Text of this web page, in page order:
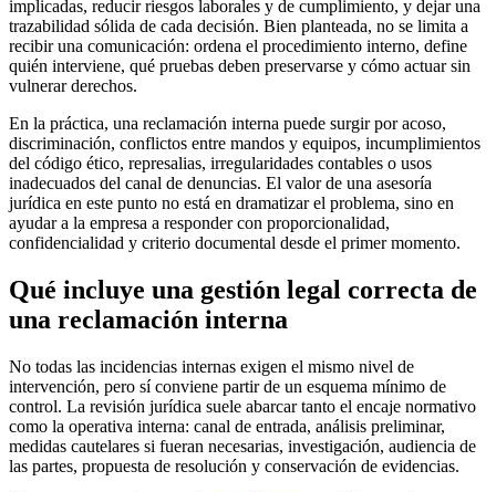
implicadas, reducir riesgos laborales y de cumplimiento, y dejar una
trazabilidad sólida de cada decisión. Bien planteada, no se limita a
recibir una comunicación: ordena el procedimiento interno, define
quién interviene, qué pruebas deben preservarse y cómo actuar sin
vulnerar derechos.
En la práctica, una reclamación interna puede surgir por acoso,
discriminación, conflictos entre mandos y equipos, incumplimientos
del código ético, represalias, irregularidades contables o usos
inadecuados del canal de denuncias. El valor de una asesoría
jurídica en este punto no está en dramatizar el problema, sino en
ayudar a la empresa a responder con proporcionalidad,
confidencialidad y criterio documental desde el primer momento.
Qué incluye una gestión legal correcta de
una reclamación interna
No todas las incidencias internas exigen el mismo nivel de
intervención, pero sí conviene partir de un esquema mínimo de
control. La revisión jurídica suele abarcar tanto el encaje normativo
como la operativa interna: canal de entrada, análisis preliminar,
medidas cautelares si fueran necesarias, investigación, audiencia de
las partes, propuesta de resolución y conservación de evidencias.